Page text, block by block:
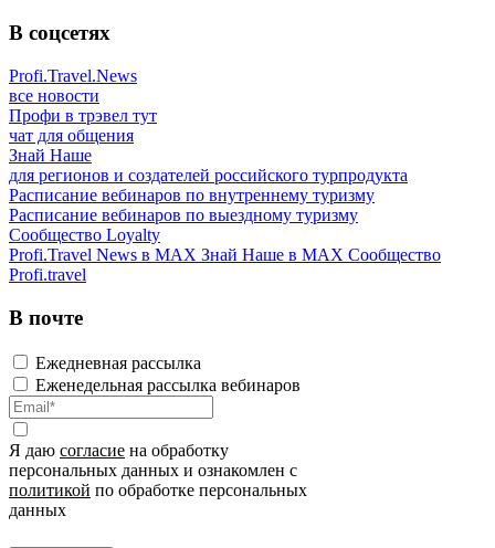
В соцсетях
Profi.Travel.News
все новости
Профи в трэвел тут
чат для общения
Знай Наше
для регионов и создателей российского турпродукта
Расписание вебинаров по внутреннему туризму
Расписание вебинаров по выездному туризму
Сообщество Loyalty
Profi.Travel News в MAX Знай Наше в MAX Сообщество
Profi.travel
В почте
Ежедневная рассылка
Еженедельная рассылка вебинаров
Я даю согласие на обработку
персональных данных и ознакомлен с
политикой по обработке персональных
данных